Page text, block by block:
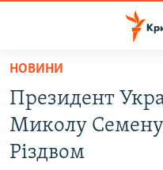
Перейти
основного
матеріалу
Перейти
до
ВОДА.КРИМ
ВІДЕО ТА ФОТО
НОВИНИ
Президент
Миколу
Різдвом